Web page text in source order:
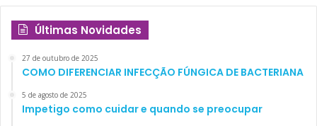
Últimas Novidades
27 de outubro de 2025
COMO DIFERENCIAR INFECÇÃO FÚNGICA DE BACTERIANA
5 de agosto de 2025
Impetigo como cuidar e quando se preocupar